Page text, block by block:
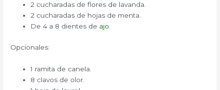
2 cucharadas de flores de lavanda.
2 cucharadas de hojas de menta.
De 4 a 8 dientes de ajo.
Opcionales:
1 ramita de canela.
8 clavos de olor.